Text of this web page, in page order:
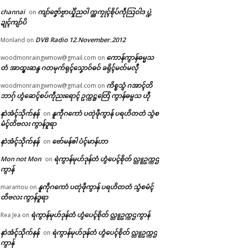
channai on ကျာ်ဇၞော်ဗၟာယှိုဲညဝါ က္ညကၠုၚ်စိုပ်ကဵုသြဝါဒ ပ္ဍဲ
ဍုၚ်ကျာ်ပိ
Monland on DVB Radio 12.November.2012
woodmonraingwmow@gmail.com on ကောန်ကွာန်ဓမ္မသ
တံ အာထ္ၜးဆန္ဒ ဂတမုက်ရုၚ်သၞောဝ်ဓဝ် ခရိုၚ်မတ်မလီု
woodmonraingwmow@gmail.com on ကိစ္စသွံ ဂအာၚ်တိ
ဘာဂှ် ဟွံဆေၚ်စပ်ကဵုညးရောၚ် ဥက္ကဋ္ဌတြေံ ကွာန်ဓမ္မသ ဟီု
နာဲအံၚ်သိုက်နန် on နူကဵုဂကောံ ပတုဲဖဵုကွာန် ပရဟိတတံ သွံစ
မံၚ်တိဗလး ကွာန်ဒူရာ
နာဲအံၚ်သိုက်နန် on ဗော်မန်ၜါ ပံၚ်မာန်ဟာ
Mon not Mon on ရဲကွာန်မုဟ်ဒုန်တံ ဟွံပေၚ်စိုတ် လ္တူဥက္ကဌ
ကွာန်
maramou on နူကဵုဂကောံ ပတုဲဖဵုကွာန် ပရဟိတတံ သွံစမံၚ်
တိဗလး ကွာန်ဒူရာ
Rea Jea on ရဲကွာန်မုဟ်ဒုန်တံ ဟွံပေၚ်စိုတ် လ္တူဥက္ကဌကွာန်
နာဲအံၚ်သိုက်နန် on ရဲကွာန်မုဟ်ဒုန်တံ ဟွံပေၚ်စိုတ် လ္တူဥက္ကဌ
ကွာန်